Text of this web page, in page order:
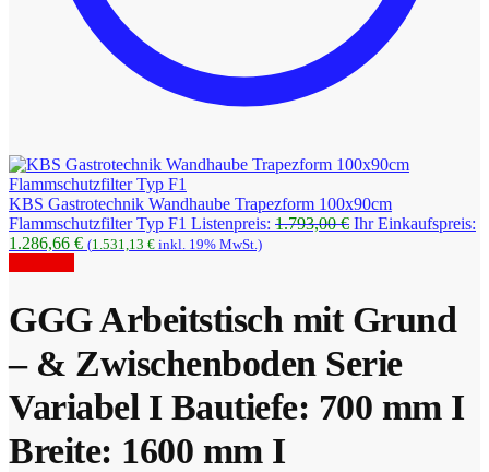
KBS Gastrotechnik Wandhaube Trapezform 100x90cm
Flammschutzfilter Typ F1 Listenpreis: 1.793,00€ Ursprünglicher
Ihr Einkaufspreis:
1.286,66 €Aktueller
(1.531,13 € inkl. 19% MwSt.)
GGG Arbeitstisch mit Grund
– & Zwischenboden Serie
Variabel I Bautiefe: 700 mm I
Breite: 1600 mm I